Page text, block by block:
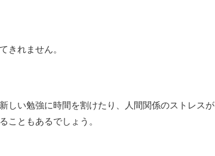
きれません。
しい勉強に時間を割けたり、人間関係のストレスが
こともあるでしょう。